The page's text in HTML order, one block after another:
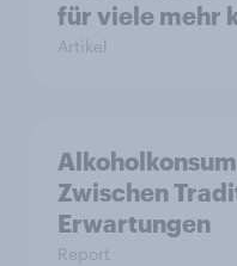
für viele mehr
Artikel
Zwischen
Erwartungen
Report